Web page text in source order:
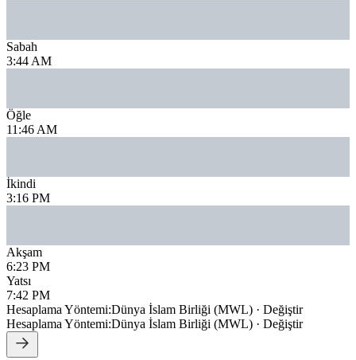
Sabah
3:44 AM
Öğle
11:46 AM
İkindi
3:16 PM
Akşam
6:23 PM
Yatsı
7:42 PM
Hesaplama Yöntemi:Dünya İslam Birliği (MWL) · Değiştir
Hesaplama Yöntemi:Dünya İslam Birliği (MWL) · Değiştir